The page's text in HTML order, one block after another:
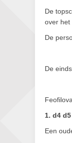
De
over het
De
De
1. d4
Een